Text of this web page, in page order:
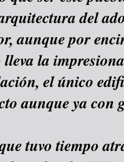
del
aunque por
la
el único
aunque ya con
tuvo tiempo